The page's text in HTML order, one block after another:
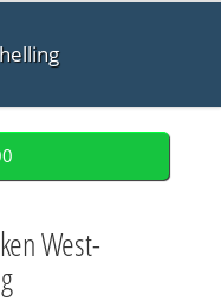
West-